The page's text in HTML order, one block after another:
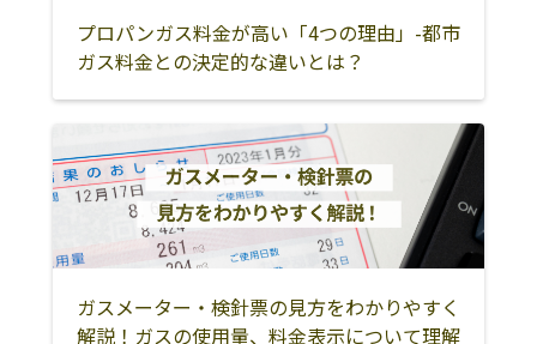
下都賀郡壬生町
鹿沼市
小山市
栃木市
下都賀郡野木町
足利市
プロパンガス料金が高い「4つの理由」-都市
ガス料金との決定的な違いとは？
ガスメーター・検針票の見方をわかりやすく
解説！ガスの使用量、料金表示について理解